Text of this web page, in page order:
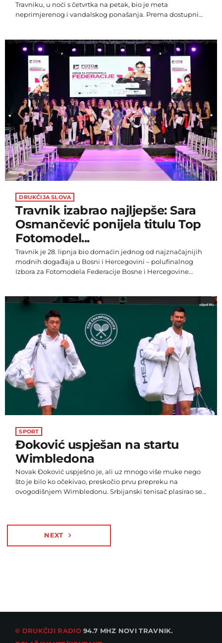
Travniku, u noći s četvrtka na petak, bio je meta
neprimjerenog i vandalskog ponašanja. Prema dostupnim
posađeno oko spomenika, narušila izgled mjesta sjećanja
te se pritom fotografirala uz uništeni prostor. Uništavanje
spomenika i njegove okolice nije samo materijalna šteta,
već i nepoštivanje uspomene na one koji su izgubili […]
DRUKČIJA SLOVA
Travnik izabrao najljepše: Sara
Osmančević ponijela titulu Top
Fotomodel...
Travnik je 28. lipnja bio domaćin jednog od najznačajnijih
modnih događaja u Bosni i Hercegovini – polufinalnog
Izbora za Fotomodela Federacije Bosne i Hercegovine
ljepotom, modom, glazbom i vrhunskom produkcijom. Na
ovogodišnjem izboru predstavilo se 42 najuspješnije
djevojake iz svih kantona Federacije Bosne i Hercegovine,
koje su svojim nastupima, elegancijom i talentom
konkurirale za […]
SPORT
Đoković uspješan na startu
Wimbledona
Novak Đoković uspješno je, ali uz mnogo više muke nego
što je bilo ko očekivao, preskočio prvu prepreku na
ovogodišnjem Wimbledonu. Srbijanski tenisač plasirao se
zatvorenim krovom, a publika je imala priliku gledati
NEXT navigate_next
© DRUKČIJI RADIO94.7 MHZ NOVI TRAVNIK.